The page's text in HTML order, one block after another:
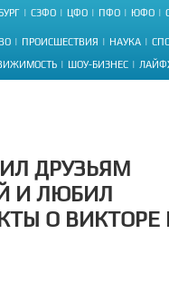
СЗФО ЦФО ПФО ЮФО
ПРОИСШЕСТВИЯ НАУКА
ШОУ-БИЗНЕС
ДРУЗЬЯМ
И ЛЮБИЛ
О ВИКТОРЕ